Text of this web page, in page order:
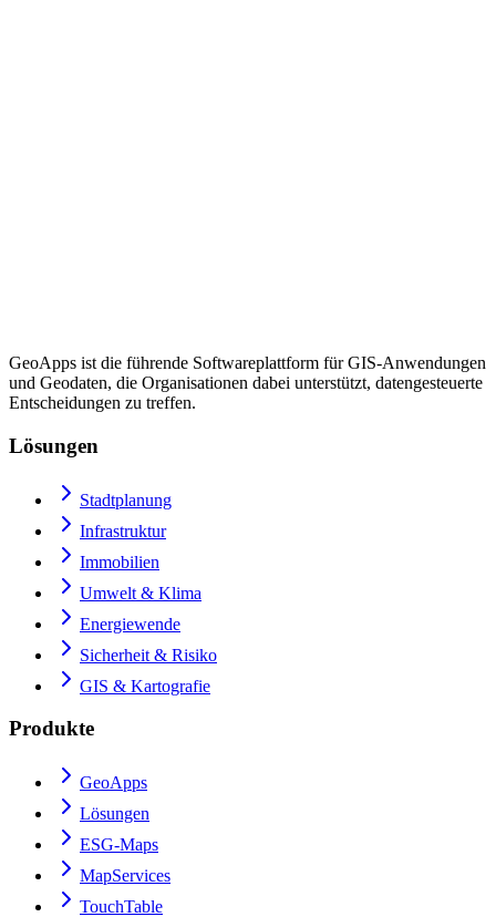
GeoApps ist die führende Softwareplattform für GIS-Anwendungen
und Geodaten, die Organisationen dabei unterstützt, datengesteuerte
Entscheidungen zu treffen.
Lösungen
Stadtplanung
Infrastruktur
Immobilien
Umwelt & Klima
Energiewende
Sicherheit & Risiko
GIS & Kartografie
Produkte
GeoApps
Lösungen
ESG-Maps
MapServices
TouchTable